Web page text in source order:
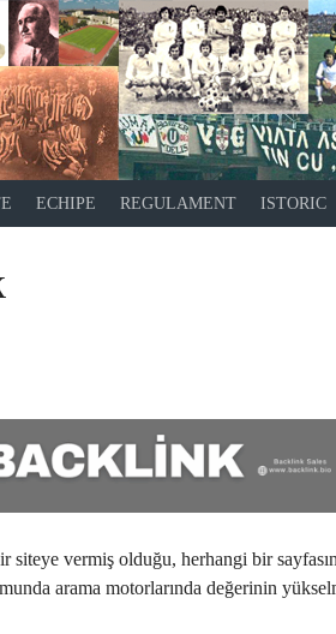
ECHIPE REGULAMENT ISTORIC
vermiş olduğu, herhangi bir
arama motorlarında değerinin